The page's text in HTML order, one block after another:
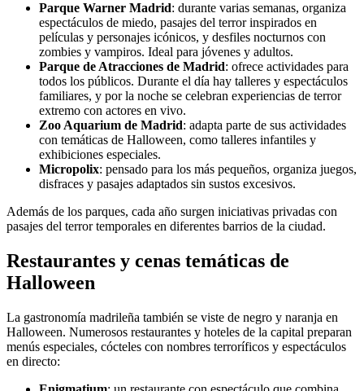
Parque Warner Madrid: durante varias semanas, organiza
espectáculos de miedo, pasajes del terror inspirados en
películas y personajes icónicos, y desfiles nocturnos con
zombies y vampiros. Ideal para jóvenes y adultos.
Parque de Atracciones de Madrid: ofrece actividades para
todos los públicos. Durante el día hay talleres y espectáculos
familiares, y por la noche se celebran experiencias de terror
extremo con actores en vivo.
Zoo Aquarium de Madrid: adapta parte de sus actividades
con temáticas de Halloween, como talleres infantiles y
exhibiciones especiales.
Micropolix: pensado para los más pequeños, organiza juegos,
disfraces y pasajes adaptados sin sustos excesivos.
Además de los parques, cada año surgen iniciativas privadas con
pasajes del terror temporales en diferentes barrios de la ciudad.
Restaurantes y cenas temáticas de
Halloween
La gastronomía madrileña también se viste de negro y naranja en
Halloween. Numerosos restaurantes y hoteles de la capital preparan
menús especiales, cócteles con nombres terroríficos y espectáculos
en directo: